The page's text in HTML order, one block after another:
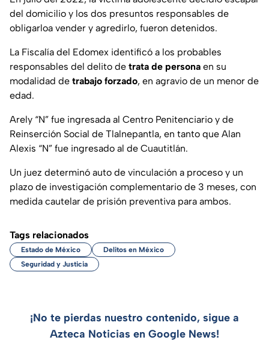
del domicilio y los dos presuntos responsables de
obligarloa vender y agredirlo, fueron detenidos.
La Fiscalía del Edomex identificó a los probables
responsables del delito de trata de persona en su
modalidad de trabajo forzado, en agravio de un menor de
edad.
Arely “N” fue ingresada al Centro Penitenciario y de
Reinserción Social de Tlalnepantla, en tanto que Alan
Alexis “N” fue ingresado al de Cuautitlán.
Un juez determinó auto de vinculación a proceso y un
plazo de investigación complementario de 3 meses, con
medida cautelar de prisión preventiva para ambos.
Tags relacionados
Estado de México
Delitos en México
Seguridad y Justicia
¡No te pierdas nuestro contenido, sigue a
Azteca Noticias en Google News!